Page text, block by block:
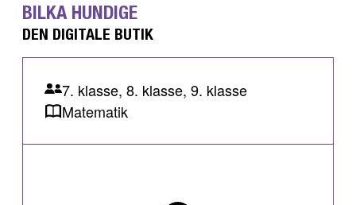
BILKA HUNDIGE
DEN DIGITALE BUTIK
7. klasse, 8. klasse, 9. klasse
Matematik